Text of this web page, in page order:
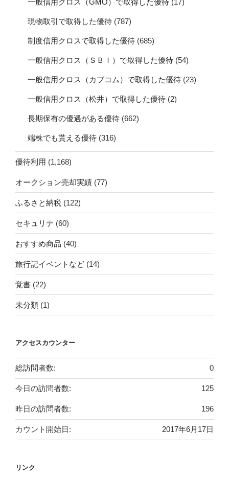
一般信用クロス（GMO）で取得した優待 (17)
現物取引で取得した優待 (787)
制度信用クロスで取得した優待 (685)
一般信用クロス（ＳＢＩ）で取得した優待 (54)
一般信用クロス（カブコム）で取得した優待 (23)
一般信用クロス（松井）で取得した優待 (2)
長期保有の優遇がある優待 (662)
端株でも貰える優待 (316)
優待利用 (1,168)
オークション売却実績 (77)
ふるさと納税 (122)
セキュリテ (60)
おすすめ商品 (40)
旅行記イベントなど (14)
覚書 (22)
未分類 (1)
アクセスカウンター
0
総訪問者数:
125
今日の訪問者数:
196
昨日の訪問者数:
2017年6月17日
カウント開始日:
リンク